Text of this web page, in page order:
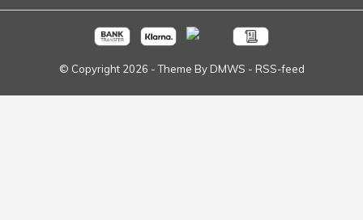
© Copyright 2026 - Theme By DMWS - RSS-feed